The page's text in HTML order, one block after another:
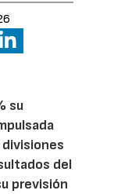
su
del
previsión